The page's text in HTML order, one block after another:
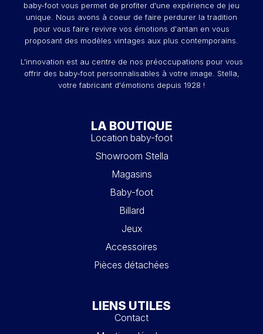
baby-foot vous permet de profiter d'une expérience de jeu
unique. Nous avons à coeur de faire perdurer la tradition
pour vous faire revivre vos émotions d'antan en vous
proposant des modèles vintages aux plus contemporains.
L'innovation est au centre de nos préoccupations pour vous
offrir des baby-foot personnalisables à votre image. Stella,
votre fabricant d'émotions depuis 1928 !
LA BOUTIQUE
Location baby-foot
Showroom Stella
Magasins
Baby-foot
Billard
Jeux
Accessoires
Pièces détachées
LIENS UTILES
Contact